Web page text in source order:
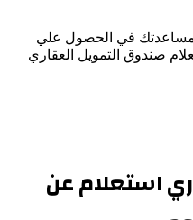
في الحصول علي
صندوق التمويل العقاري
استعلام عن